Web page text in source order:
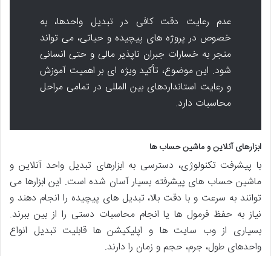
عدم رعایت دقت کافی در تبدیل واحدها، به
خصوص در پروژه های پیچیده و حیاتی، می تواند
منجر به خسارات جبران ناپذیر مالی و حتی انسانی
شود. این موضوع، تأکید ویژه ای بر اهمیت آموزش
و رعایت استانداردهای بین المللی در تمامی مراحل
محاسبات دارد.
ابزارهای آنلاین و ماشین حساب ها
با پیشرفت تکنولوژی، دسترسی به ابزارهای تبدیل واحد آنلاین و
ماشین حساب های پیشرفته بسیار آسان شده است. این ابزارها می
توانند به سرعت و با دقت بالا، تبدیل های پیچیده را انجام دهند و
نیاز به حفظ فرمول ها یا انجام محاسبات دستی را از بین ببرند.
بسیاری از وب سایت ها و اپلیکیشن ها قابلیت تبدیل انواع
واحدهای طول، جرم، حجم و زمان را دارند.